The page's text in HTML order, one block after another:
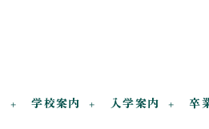
学校案内 入学案内 卒